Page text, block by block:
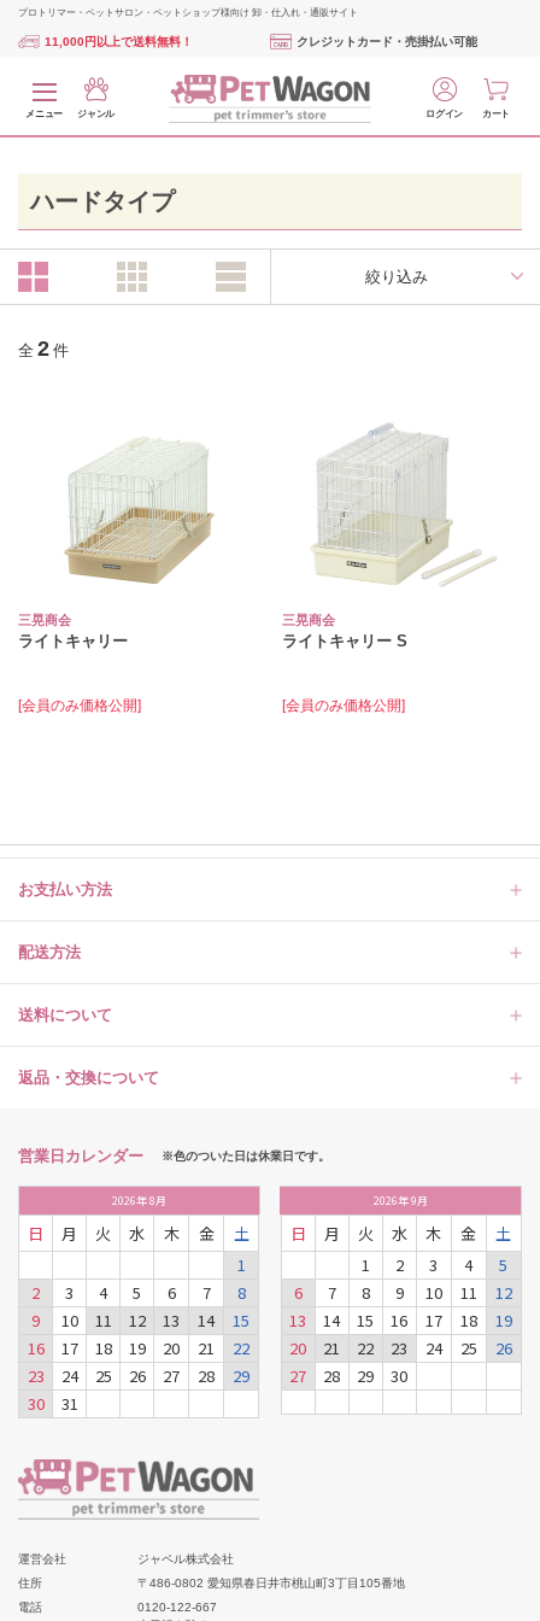
プロトリマー・ペットサロン・ペットショップ様向け 卸・仕入れ・通販サイト
11,000円以上で送料無料！ クレジットカード・売掛払い可能
メニュー ジャンル ログイン カート
ハードタイプ
絞り込み
全 2 件
三晃商会
ライトキャリー
[会員のみ価格公開]
三晃商会
ライトキャリー S
[会員のみ価格公開]
お支払い方法
配送方法
送料について
返品・交換について
営業日カレンダー ※色のついた日は休業日です。
2026年8月
日 月 火 水 木 金
土
1
2
3 4 5 6 7
8
9
10 11 12 13 14
15
16
17 18 19 20 21
22
23
24 25 26 27 28
29
30
31
2026年9月
日 月 火 水 木 金
土
1
2 3 4
5
6
7 8 9 10 11
12
13
14 15 16 17 18
19
20
21 22 23 24 25
26
27
28 29 30
運営会社
ジャペル株式会社
住所
〒486-0802 愛知県春日井市桃山町3丁目105番地
電話
0120-122-667